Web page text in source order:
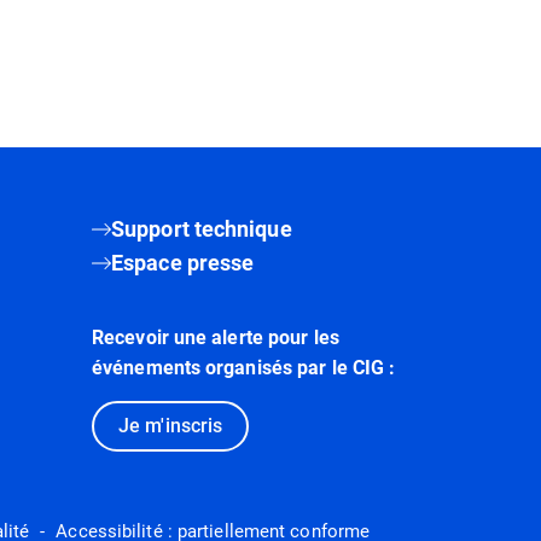
Support technique
Espace presse
Recevoir une alerte pour les
événements organisés par le CIG :
Je m'inscris
Accessibilité : partiellement conforme